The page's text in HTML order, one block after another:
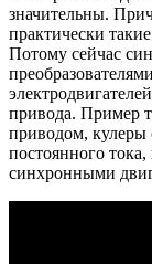
значительны.
практически
Потому сейчас
привода. Пример
приводом, кулеры
постоянного
синхронными